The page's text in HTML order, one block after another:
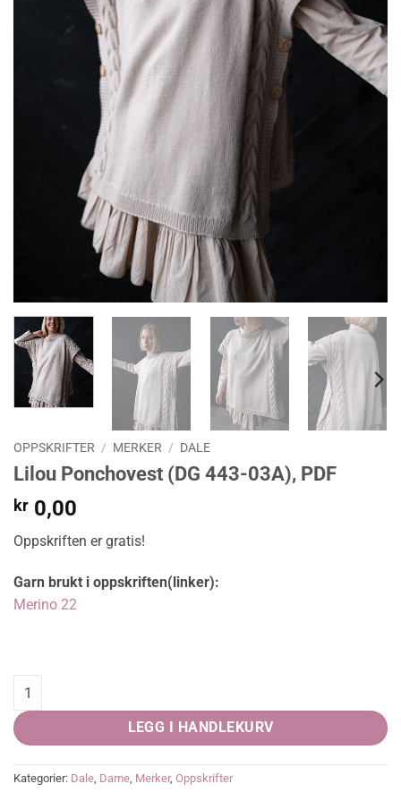
OPPSKRIFTER / MERKER / DALE
Lilou Ponchovest (DG 443-03A), PDF
kr 0,00
Oppskriften er gratis!
Garn brukt i oppskriften(linker):
Merino 22
Lilou Ponchovest (DG 443-03A), PDF quantity
LEGG I HANDLEKURV
Kategorier: Dale, Dame, Merker, Oppskrifter